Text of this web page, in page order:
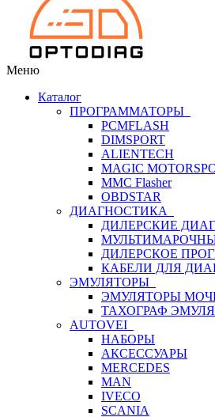
Меню
Каталог
ПРОГРАММАТОРЫ
PCMFLASH
DIMSPORT
ALIENTECH
MAGIC
MMC Flasher
OBDSTAR
ДИАГНОСТИКА
ДИЛЕРСКИЕ
ДИЛЕРСКОЕ
КАБЕЛИ ДЛЯ
ЭМУЛЯТОРЫ
ЭМУЛЯТОРЫ
ТАХОГРАФ
AUTOVEI
НАБОРЫ
АКСЕССУАРЫ
MERCEDES
MAN
IVECO
SCANIA